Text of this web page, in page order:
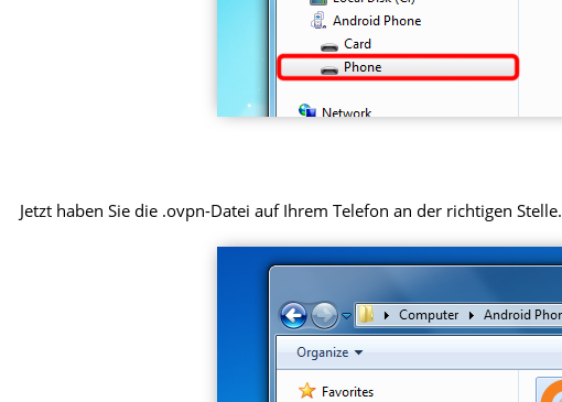
Jetzt haben Sie die .ovpn-Datei auf Ihrem Telefon an der richtigen Stelle.